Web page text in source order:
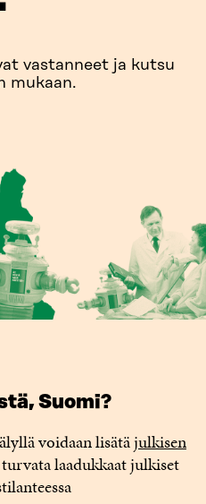
vastanneet ja kutsu
mukaan.
Suomi?
voidaan lisätäjulkisen
laadukkaat julkiset